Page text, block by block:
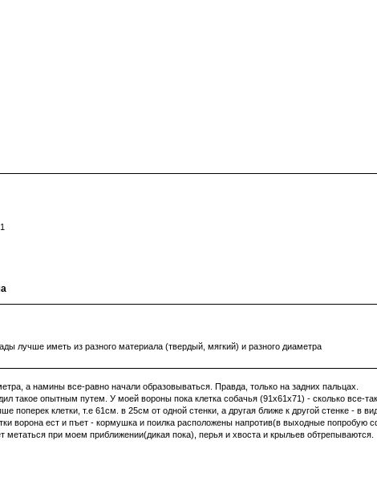
лучше иметь из разного материала (твердый, мягкий) и разного диаметра
а намины все-равно начали образовываться. Правда, только на задних пальцах.
такое опытным путем. У моей вороны пока клетка собачья (91х61х71) - сколько все-
поперек клетки, т.е 61см. в 25см от одной стенки, а другая ближе к другой стенке - в
ворона ест и пъет - кормушка и поилка расположены напротив(в выходные попробую
метаться при моем приближении(дикая пока), перья и хвоста и крыльев обтрепываются.